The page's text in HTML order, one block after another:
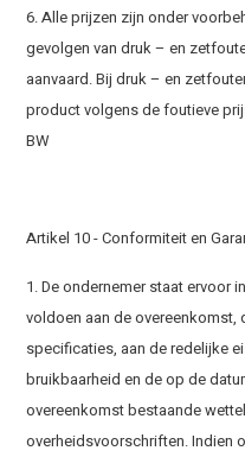
6. Alle prijzen zijn onder
gevolgen van druk – en
aanvaard. Bij druk – en
product volgens de foutieve
BW
Artikel 10 - Conformiteit en
1. De ondernemer staat ervoor
voldoen aan de overeenkomst,
specificaties, aan de redelijke
bruikbaarheid en de op de
overeenkomst bestaande
overheidsvoorschriften. Indien